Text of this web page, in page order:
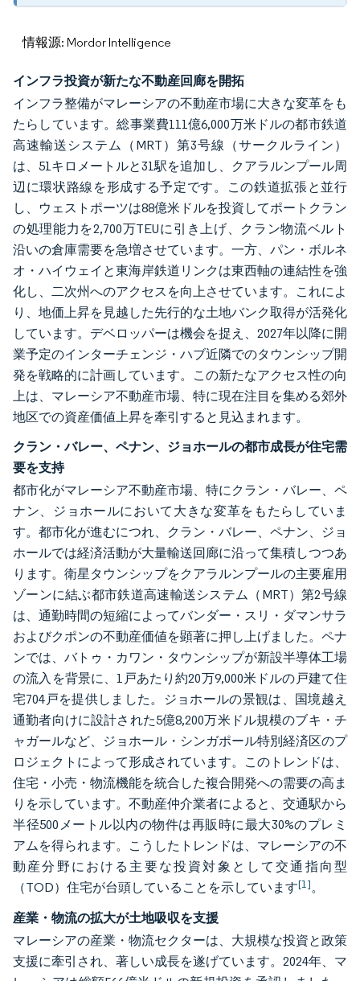
情報源: Mordor Intelligence
インフラ投資が新たな不動産回廊を開拓
インフラ整備がマレーシアの不動産市場に大きな変革をも
たらしています。総事業費111億6,000万米ドルの都市鉄道
高速輸送システム（MRT）第3号線（サークルライン）
は、51キロメートルと31駅を追加し、クアラルンプール周
辺に環状路線を形成する予定です。この鉄道拡張と並行
し、ウェストポーツは88億米ドルを投資してポートクラン
の処理能力を2,700万TEUに引き上げ、クラン物流ベルト
沿いの倉庫需要を急増させています。一方、パン・ボルネ
オ・ハイウェイと東海岸鉄道リンクは東西軸の連結性を強
化し、二次州へのアクセスを向上させています。これによ
り、地価上昇を見越した先行的な土地バンク取得が活発化
しています。デベロッパーは機会を捉え、2027年以降に開
業予定のインターチェンジ・ハブ近隣でのタウンシップ開
発を戦略的に計画しています。この新たなアクセス性の向
上は、マレーシア不動産市場、特に現在注目を集める郊外
地区での資産価値上昇を牽引すると見込まれます。
クラン・バレー、ペナン、ジョホールの都市成長が住宅需
要を支持
都市化がマレーシア不動産市場、特にクラン・バレー、ペ
ナン、ジョホールにおいて大きな変革をもたらしていま
す。都市化が進むにつれ、クラン・バレー、ペナン、ジョ
ホールでは経済活動が大量輸送回廊に沿って集積しつつあ
ります。衛星タウンシップをクアラルンプールの主要雇用
ゾーンに結ぶ都市鉄道高速輸送システム（MRT）第2号線
は、通勤時間の短縮によってバンダー・スリ・ダマンサラ
およびクポンの不動産価値を顕著に押し上げました。ペナ
ンでは、バトゥ・カワン・タウンシップが新設半導体工場
の流入を背景に、1戸あたり約20万9,000米ドルの戸建て住
宅704戸を提供しました。ジョホールの景観は、国境越え
通勤者向けに設計された5億8,200万米ドル規模のブキ・チ
ャガールなど、ジョホール・シンガポール特別経済区のプ
ロジェクトによって形成されています。このトレンドは、
住宅・小売・物流機能を統合した複合開発への需要の高ま
りを示しています。不動産仲介業者によると、交通駅から
半径500メートル以内の物件は再販時に最大30%のプレミ
アムを得られます。こうしたトレンドは、マレーシアの不
動産分野における主要な投資対象として交通指向型
（TOD）住宅が台頭していることを示しています[1]。
産業・物流の拡大が土地吸収を支援
マレーシアの産業・物流セクターは、大規模な投資と政策
支援に牽引され、著しい成長を遂げています。2024年、マ